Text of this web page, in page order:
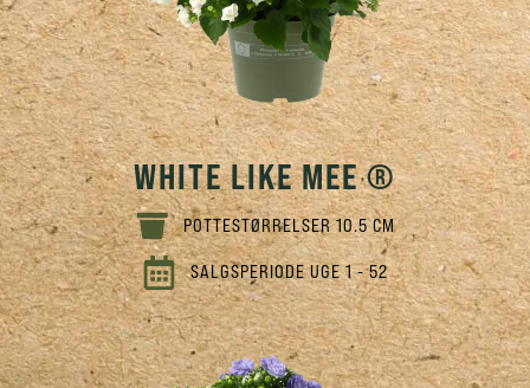
WHITE LIKE MEE ®
POTTESTØRRELSER 10.5 CM
SALGSPERIODE UGE 1 - 52